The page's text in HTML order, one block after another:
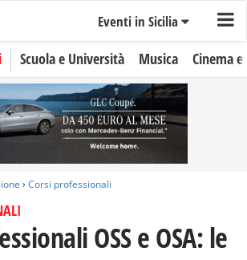
Eventi in Sicilia
Scuola e Università Musica Cinema e
› Corsi professionali
OSS e OSA: le